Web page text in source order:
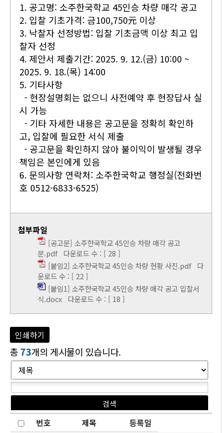
1. 공고명: 소주한국학교 45인승 차량 매각 공고
2. 입찰 기초가격: 금100,750元 이상
3. 낙찰자 선정방법: 입찰 기초금액 이상 최고 입
찰자 선정
4. 제안서 제출기간: 2025. 9. 12.(금) 10:00 ~
2025. 9. 18.(목) 14:00
5. 기타사항
- 현장설명회는 없으니 사전예약 후 현장답사 실
시 가능
- 기타 자세한 내용은 공고문을 정확히 확인하
고, 입찰에 필요한 서식 제출
- 공고문을 확인하지 않아 불이익이 발생될 경우
책임은 본인에게 있음
6. 문의사항 연락처: 소주한국학교 행정실(전화번
호 0512-6833-6525)
첨부파일
[공고문] 소주한국학교 45인승 차량 매각 공고
문.pdf다운로드 수 : [ 28 ]
[붙임2] 소주한국학교 45인승 차량 현황 사진.pdf다
운로드 수 : [ 22 ]
[붙임1] 소주한국학교 45인승 차량 매각 공고 입찰서
식.docx 다운로드 수 : [ 18 ]
인쇄하기
총 73개의 게시물이 있습니다.
번호 제목 등록일